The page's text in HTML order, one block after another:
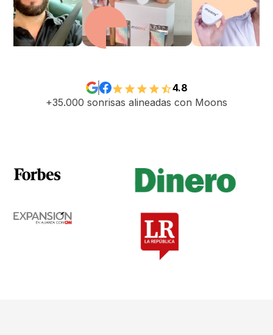
Hecho con 💖 en Colombia
4.8
+35.000 sonrisas alineadas con Moons